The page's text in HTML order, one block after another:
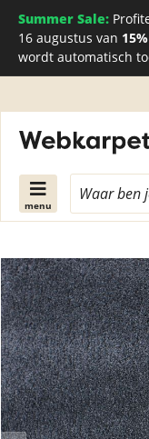
Summer Sale:
16 augustus van
wordt automatisch
menu